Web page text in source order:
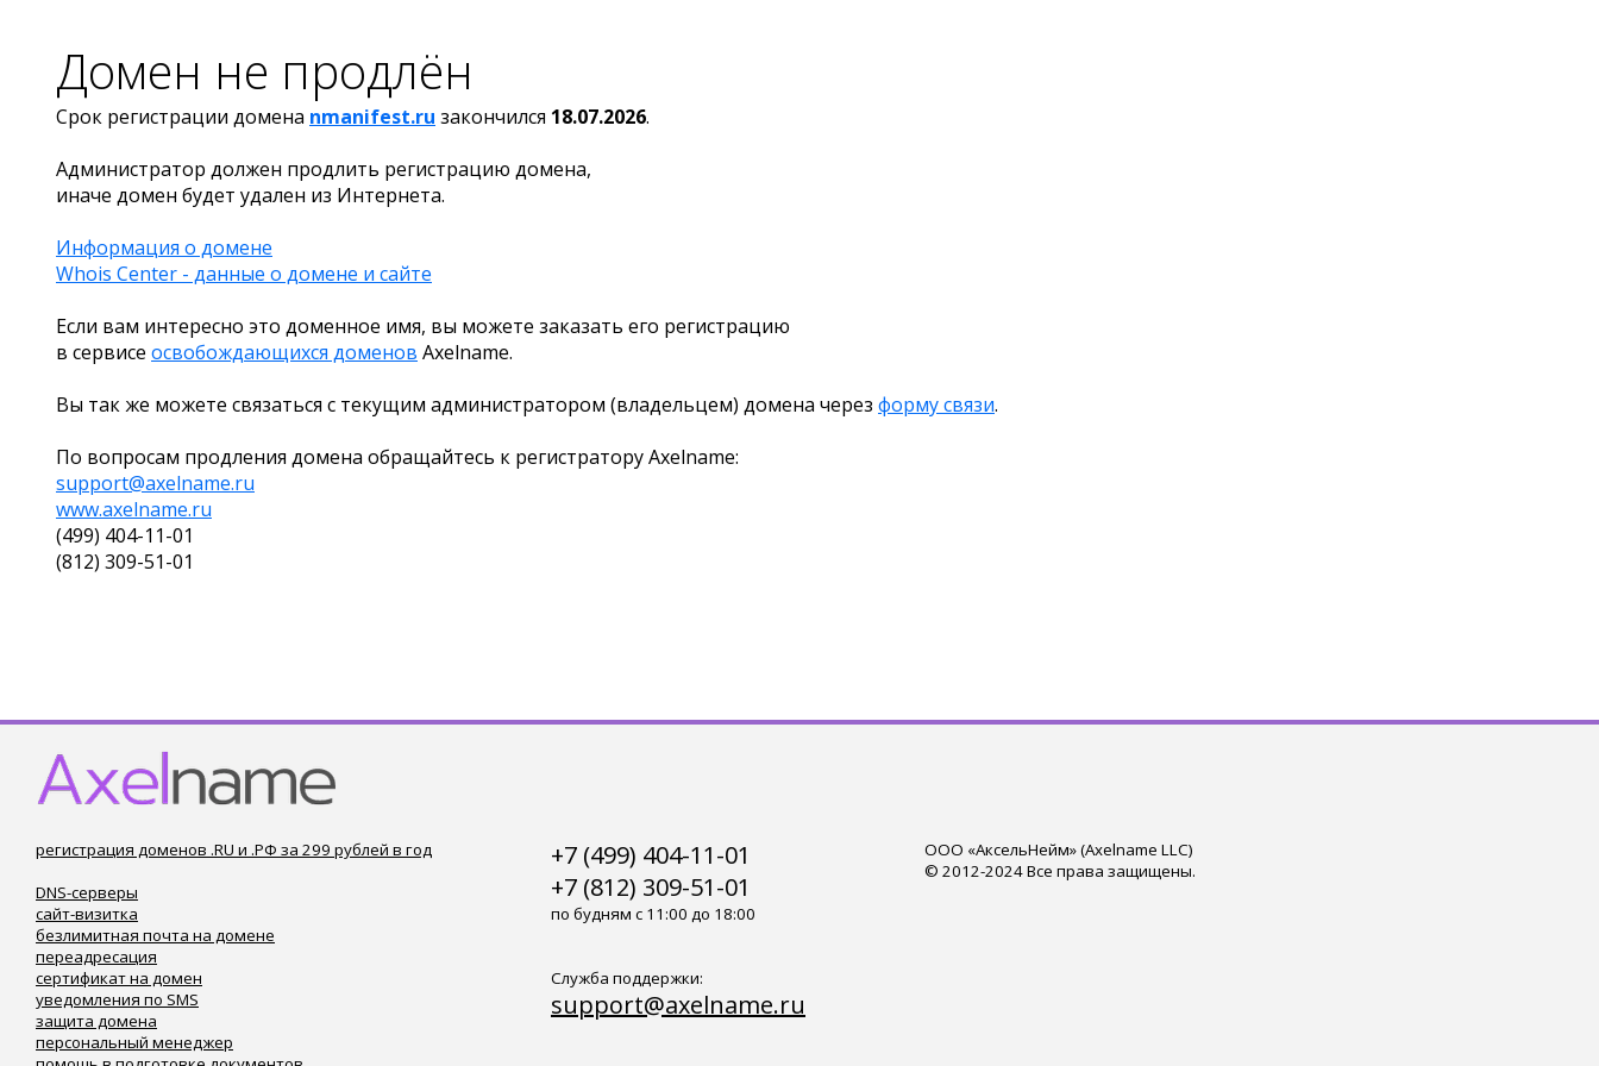
Домен не продлён
Срок регистрации домена nmanifest.ru закончился 18.07.2026.
Администратор должен продлить регистрацию домена,
иначе домен будет удален из Интернета.
Информация о домене
Whois Center - данные о домене и сайте
Если вам интересно это доменное имя, вы можете заказать его регистрацию
в сервисе освобождающихся доменов Axelname.
Вы так же можете связаться с текущим администратором (владельцем) домена через форму связи.
По вопросам продления домена обращайтесь к регистратору Axelname:
support@axelname.ru
www.axelname.ru
(499) 404-11-01
(812) 309-51-01
регистрация доменов .RU и .РФ за 299 рублей в год
DNS-серверы
сайт-визитка
безлимитная почта на домене
переадресация
сертификат на домен
уведомления по SMS
защита домена
персональный менеджер
+7 (499) 404-11-01
+7 (812) 309-51-01
по будням с 11:00 до 18:00
Служба поддержки:
support@axelname.ru
ООО «АксельНейм» (Axelname LLC)
© 2012-2024 Все права защищены.